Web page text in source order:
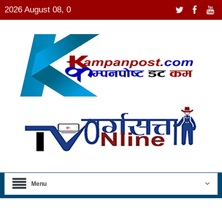
2026 August 08, 0
Menu